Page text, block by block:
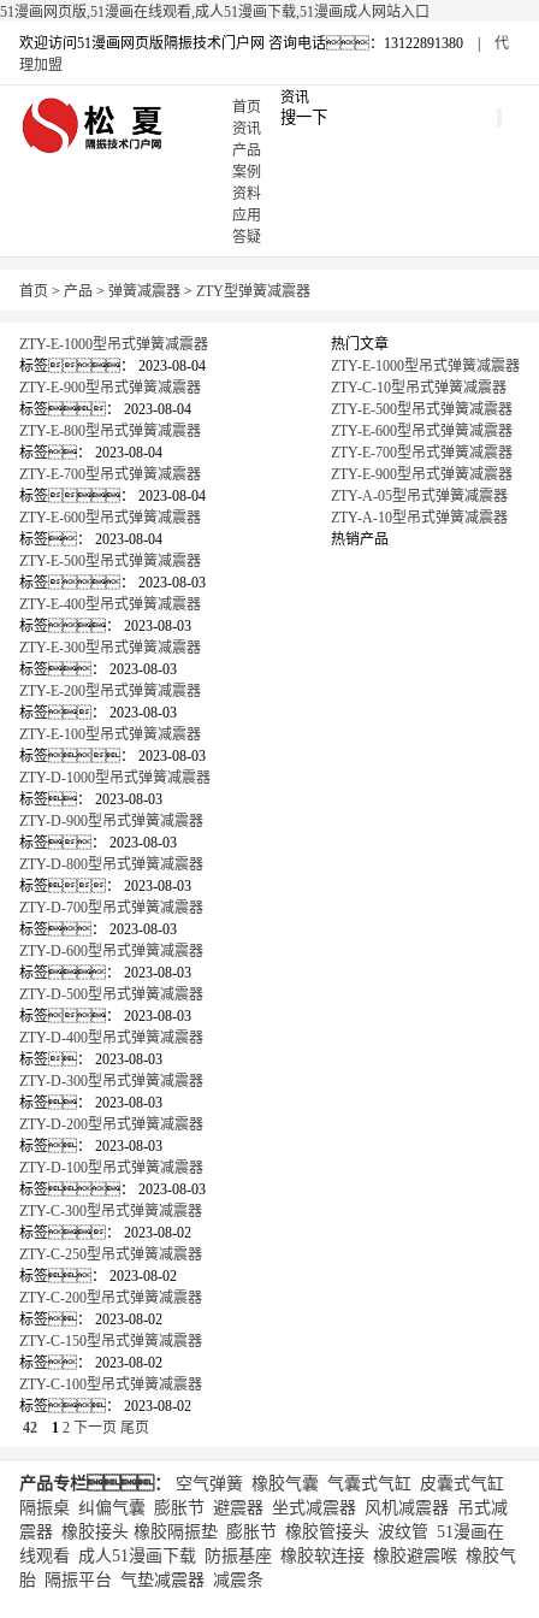
51漫画网页版,51漫画在线观看,成人51漫画下载,51漫画成人网站入口
欢迎访问51漫画网页版隔振技术门户网 咨询电话：13122891380 | 代
理加盟
首页
资讯
产品
案例
资料
应用
答疑
资讯
首页 > 产品 > 弹簧减震器 > ZTY型弹簧减震器
ZTY-E-1000型吊式弹簧减震器
标签：
2023-08-04
ZTY-E-900型吊式弹簧减震器
标签：
2023-08-04
ZTY-E-800型吊式弹簧减震器
标签：
2023-08-04
ZTY-E-700型吊式弹簧减震器
标签：
2023-08-04
ZTY-E-600型吊式弹簧减震器
标签：
2023-08-04
ZTY-E-500型吊式弹簧减震器
标签：
2023-08-03
ZTY-E-400型吊式弹簧减震器
标签：
2023-08-03
ZTY-E-300型吊式弹簧减震器
标签：
2023-08-03
ZTY-E-200型吊式弹簧减震器
标签：
2023-08-03
ZTY-E-100型吊式弹簧减震器
标签：
2023-08-03
ZTY-D-1000型吊式弹簧减震器
标签：
2023-08-03
ZTY-D-900型吊式弹簧减震器
标签：
2023-08-03
ZTY-D-800型吊式弹簧减震器
标签：
2023-08-03
ZTY-D-700型吊式弹簧减震器
标签：
2023-08-03
ZTY-D-600型吊式弹簧减震器
标签：
2023-08-03
ZTY-D-500型吊式弹簧减震器
标签：
2023-08-03
ZTY-D-400型吊式弹簧减震器
标签：
2023-08-03
ZTY-D-300型吊式弹簧减震器
标签：
2023-08-03
ZTY-D-200型吊式弹簧减震器
标签：
2023-08-03
ZTY-D-100型吊式弹簧减震器
标签：
2023-08-03
ZTY-C-300型吊式弹簧减震器
标签：
2023-08-02
ZTY-C-250型吊式弹簧减震器
标签：
2023-08-02
ZTY-C-200型吊式弹簧减震器
标签：
2023-08-02
ZTY-C-150型吊式弹簧减震器
标签：
2023-08-02
ZTY-C-100型吊式弹簧减震器
标签：
2023-08-02
42
1 2 下一页 尾页
热门文章
ZTY-E-1000型吊式弹簧减震器
ZTY-C-10型吊式弹簧减震器
ZTY-E-500型吊式弹簧减震器
ZTY-E-600型吊式弹簧减震器
ZTY-E-700型吊式弹簧减震器
ZTY-E-900型吊式弹簧减震器
ZTY-A-05型吊式弹簧减震器
ZTY-A-10型吊式弹簧减震器
热销产品
产品专栏： 空气弹簧 橡胶气囊 气囊式气缸 皮囊式气缸
隔振桌 纠偏气囊 膨胀节 避震器 坐式减震器 风机减震器 吊式减
震器 橡胶接头 橡胶隔振垫 膨胀节 橡胶管接头 波纹管 51漫画在
线观看 成人51漫画下载 防振基座 橡胶软连接 橡胶避震喉 橡胶气
胎 隔振平台 气垫减震器 减震条